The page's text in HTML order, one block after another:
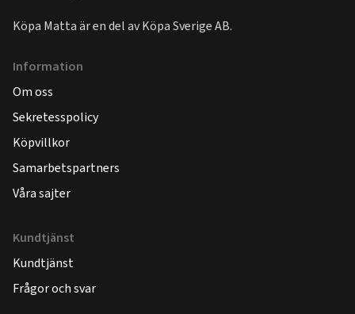
Köpa Matta är en del avKöpa Sverige AB.
Information
Om oss
Sekretesspolicy
Köpvillkor
Samarbetspartners
Våra sajter
Kundtjänst
Kundtjänst
Frågor och svar